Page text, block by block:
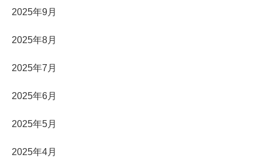
2025年9月
2025年8月
2025年7月
2025年6月
2025年5月
2025年4月